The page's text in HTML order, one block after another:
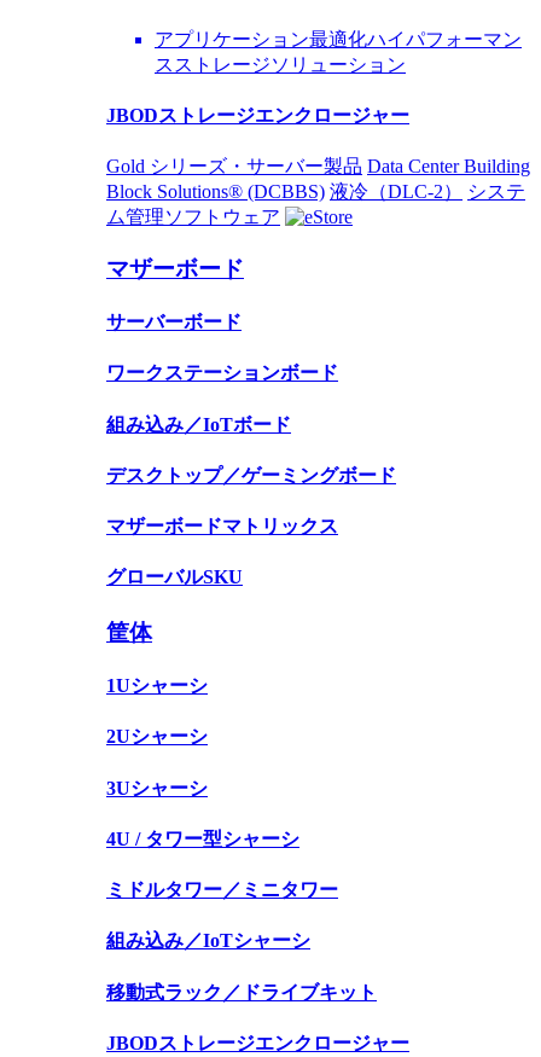
アプリケーション最適化ハイパフォーマン
スストレージソリューション
JBODストレージエンクロージャー
Gold シリーズ・サーバー製品 Data Center Building
Block Solutions® (DCBBS) 液冷（DLC-2）
システ
ム管理ソフトウェア
マザーボード
サーバーボード
ワークステーションボード
組み込み／IoTボード
デスクトップ／ゲーミングボード
マザーボードマトリックス
グローバルSKU
筐体
1Uシャーシ
2Uシャーシ
3Uシャーシ
4U / タワー型シャーシ
ミドルタワー／ミニタワー
組み込み／IoTシャーシ
移動式ラック／ドライブキット
JBODストレージエンクロージャー